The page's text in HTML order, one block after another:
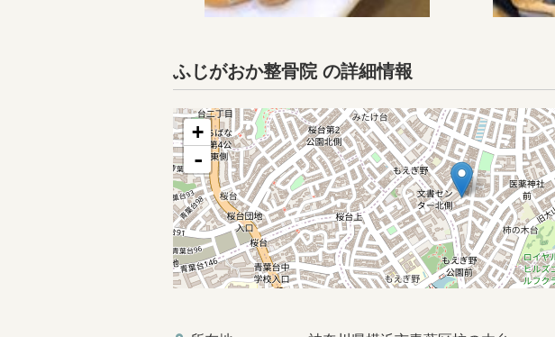
ふじがおか整骨院 の詳細情報
+
-